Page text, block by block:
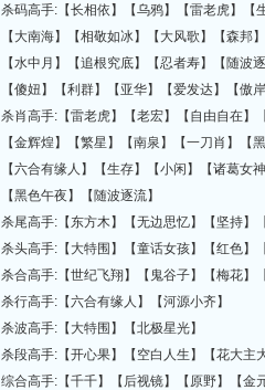
杀码高手:【长相依】【乌鸦】【雷老虎】【
【大南海】【相敬如冰】【大风歌】【森
【水中月】【追根究底】【忍者寿】【随
【傻妞】【利群】【亚华】【爱发达】【傲
杀肖高手:【雷老虎】【老宏】【自由自在】
【金辉煌】【繁星】【南泉】【一刀肖】
【六合有缘人】【生存】【小闲】【诸葛
【黑色午夜】【随波逐流】
杀尾高手:【东方木】【无边思忆】【坚持】
杀头高手:【大特围】【童话女孩】【红色】
杀合高手:【世纪飞翔】【鬼谷子】【梅花】
杀行高手:【六合有缘人】【河源小齐】
杀波高手:【大特围】【北极星光】
杀段高手:【开心果】【空白人生】【花大主
综合高手:【千千】【后视镜】【原野】【金